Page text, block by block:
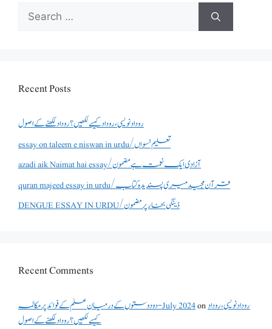
Search
for:
Recent Posts
روداد نویسی ،روداد کیسے لکھیں؟ روداد لکھنے کے اصول
essay on taleem e niswan in urdu/تعلیم نسواں
azadi aik Naimat hai essay/آزادی ایک نعمت ہے مضمون
quran majeed essay in urdu/قرآن مجید میری پسندیدہ کتاب
DENGUE ESSAY IN URDU/ڈینگی بخار پر مضمون
Recent Comments
دو دوستوں کے درمیان علم کے فوائد پر مکالمہ - July 2024onروداد نویسی ،روداد
کیسے لکھیں؟ روداد لکھنے کے اصول